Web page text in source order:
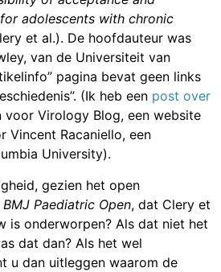
adolescents with chronic
et al.). De hoofdauteur was
van de Universiteit van
pagina bevat geen links
(Ik heb een post over
voor Virology Blog, een website
Vincent Racaniello, een
University).
gezien het open
BMJ Paediatric Open, dat Clery et
is onderworpen? Als dat niet het
dat dan? Als het wel
u dan uitleggen waarom de